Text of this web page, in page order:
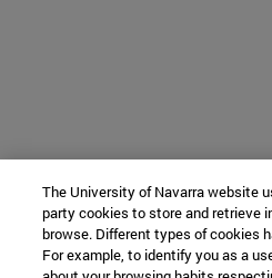
The University of Navarra website
party cookies to store and retrieve
browse. Different types of cookies
For example, to identify you as a